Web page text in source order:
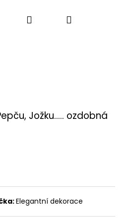
Moje objednávka
PřihlášeníNákupní
Jožku..... ozdobná
Elegantní dekorace